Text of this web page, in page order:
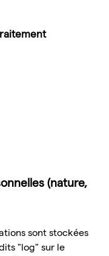
(nature,
sont stockées
"log" sur le